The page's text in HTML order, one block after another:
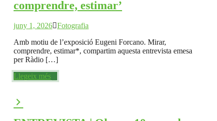
comprendre, estimar’
juny 1, 2026 Fotografia
Amb motiu de l’exposició Eugeni Forcano. Mirar,
comprendre, estimar*, compartim aquesta entrevista emesa
per Ràdio […]
Llegeix més